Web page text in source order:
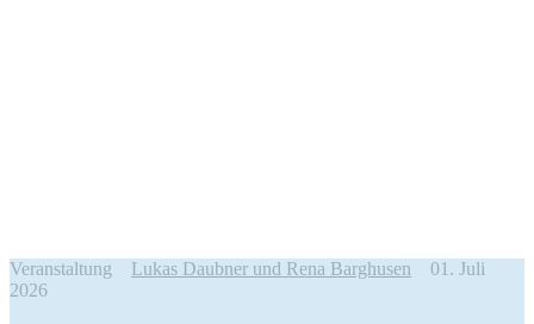
Veranstaltung Lukas Daubner und Rena Barghusen 01. Juli
2026